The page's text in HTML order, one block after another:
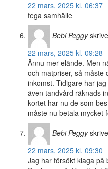
22 mars, 2025 kl. 06:37
fega samhälle
Bebi Peggy
22 mars, 2025 kl. 09:28
Ännu mer elände. Men
och matpriser, så måste
inkomst. Tidigare har
även tandvård räknads
kortet har nu de som
måste nu betala mycket
Bebi Peggy
22 mars, 2025 kl. 09:30
Jag har försökt klaga på